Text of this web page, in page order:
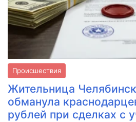
Происшествия
Жительница
обманула
рублей при сделках с